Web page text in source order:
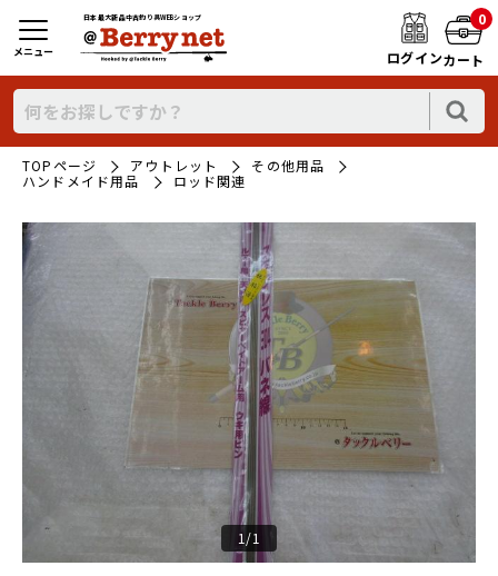
日本最大新品中古釣り具WEBショップ
ログイン
0
カート
メニュー
TOPページ アウトレット
その他用品
ハンドメイド用品
ロッド関連
1/1